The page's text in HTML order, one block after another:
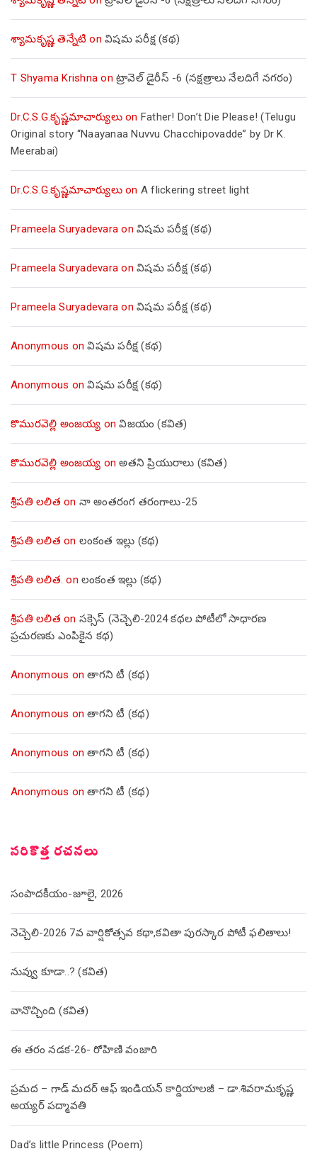
శ్యామకృష్ణ తెన్నేటి on విషమ పరీక్ష (క‌థ‌)
T Shyama Krishna on ట్రావెల్ డైరీస్ -6 (నక్షత్రాలు నేలదిగే నగరం)
Dr.C.S.G.కృష్ణమాచార్యులుon Father! Don’t Die Please! (Telugu
Original story “Naayanaa Nuvvu Chacchipovadde” by Dr K.
Meerabai)
Dr.C.S.G.కృష్ణమాచార్యులుon A flickering street light
Prameela Suryadevara on విషమ పరీక్ష (క‌థ‌)
Prameela Suryadevara on విషమ పరీక్ష (క‌థ‌)
Prameela Suryadevara on విషమ పరీక్ష (క‌థ‌)
Anonymous onవిషమ పరీక్ష (క‌థ‌)
Anonymous onవిషమ పరీక్ష (క‌థ‌)
కొమురవెల్లి అంజయ్య onవిజయం (కవిత)
కొమురవెల్లి అంజయ్య onఅతని ప్రియురాలు (కవిత)
శ్రీపతి లలిత on నా అంతరంగ తరంగాలు-25
శ్రీపతి లలిత on లంకంత ఇల్లు (కథ)
శ్రీపతి లలిత. on లంకంత ఇల్లు (కథ)
శ్రీపతి లలిత on సక్సెస్ (నెచ్చెలి-2024 కథల పోటీలో సాధారణ
ప్రచురణకు ఎంపికైన కథ)
Anonymous onతాగని టీ (కథ)
Anonymous onతాగని టీ (కథ)
Anonymous onతాగని టీ (కథ)
Anonymous onతాగని టీ (కథ)
సరికొత్త రచనలు
సంపాదకీయం-జూలై, 2026
నెచ్చెలి-2026 7వ వార్షికోత్సవ కథా,కవితా పురస్కార పోటీ ఫలితాలు!
నువ్వు కూడా..? (కవిత)
వానొచ్చింది (కవిత)
ఈ తరం నడక-26- రోహిణి వంజారి
ప్రమద – గాడ్ మదర్ ఆఫ్ ఇండియన్ కార్డియాలజీ – డా.శివరామకృష్ణ
అయ్యర్ పద్మావతి
Dad’s little Princess (Poem)